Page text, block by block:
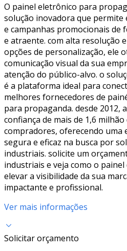
O painel eletrônico para
solução inovadora que permite
e campanhas promocionais de
e atraente. com alta resolução
opções de personalização, ele
comunicação visual da sua
atenção do público-alvo. o
é a plataforma ideal para
melhores fornecedores de
para propaganda. desde 2012,
confiança de mais de 1,6 milhão
compradores, oferecendo uma
segura e eficaz na busca por
industriais. solicite um
industriais e veja como o
elevar a visibilidade da sua
impactante e profissional.
Ver mais informações
Solicitar orçamento